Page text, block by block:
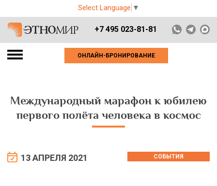
Select Language ▼
+7 495 023-81-81
ОНЛАЙН-БРОНИРОВАНИЕ
Международный марафон к юбилею
первого полёта человека в космос
13 АПРЕЛЯ 2021 СОБЫТИЯ